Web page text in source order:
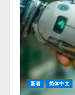
3
新着 简体中文